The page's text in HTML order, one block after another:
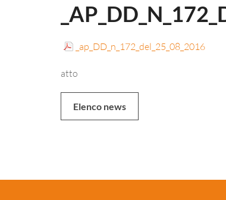
_ap_DD_n_172_del_25_08_2016
atto
Elenco news